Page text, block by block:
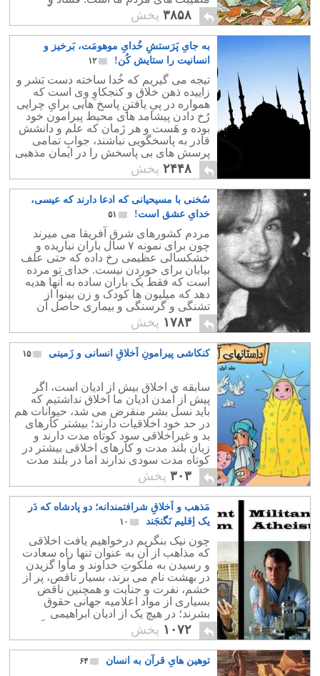
فحشاء، دزدی، رشوه خواری در هرگوشه
بیداد می کند.
۳۸۵۸ پخش
به جایِ پَرَستشِ خُدایِ موهومَت، بَرخیز و
انسانیت را ستایش کُن!
۱۲
تیجه می گیریم که خُدا ساخته دست بَشر و
زاییده ذهن خلاق و کنجکاوِ وی است که
همواره در پیِ یافتنِ پاسخ هایی برایِ چرایی
رُخ دادن پیشامد های محیط پیرامون خود
بوده و هَست و هر زَمان که علم و دانشش
قادر به پاسخگویی نباشند، جوابِ تمامی
پرسش های بی پاسخش را در ایمان مذهبی
اش به خدایی موهوم می یابد.
۲۴۴۸ پخش
سُخنی با مسیحیانی که ادعا دارند که عیسی،
خدایِ عشق است!
۵۱
مردم کشورهای شرق آفریقا می میرند
چون برای نمونه ٧ سال باران نباریده و
خشکسالی عظیمی رخ داده که حتی علف
بیابان برای خوردن نیست. خدای تو مرده
است که فقط یک باران ساده به آنها هدیه
دهد که میلیون ها کودک و زن بینوا از
تشنگی و گرسنگی و بیماری حاصل آن
نمیرند؟
۱۷۸۳ پخش
کنکاشی پیرامونِ اَخلاقِ انسانی و زَمینی ۱۵
سابقه ی اخلاق بیش از ادیان است، اگر
پیش از آمدن ادیان ما اخلاق نداشتیم که
باید نسل بشر منقرض می شد، حیوانات هم
در حد خود اخلاقیات دارند؛ بیشتر کارهای
بد و غیراخلاقی سود کوتاه مدت دارند و
زیان بلند مدت و کارهای اخلاقی بیشتر در
کوتاه مدت سودی ندارند اما در بلند مدت
برای خود فرد و جامعه سودزا است.
۳۰۳ پخش
مَذهب و اَخلاقِ شرافتمندانه؛ دو پادشاه که دَر
یک اِقلیم نَگنجَند
۱۰
چون نیک بنگریم درخواهیم یافت اخلاقی
که مذاهب از آن به عنوان تنها راه سعادت
و رسیدن به ملکوتِ خداوند و مأوا گزیدن
در بهشت نام می برند، بسیار ناقص، پر از
خشم، نفرت و جنایت و همچنین ناقض
بسیاری از مواد اعلامیه جهانی حقوق
بشرند؛ در هیچ یک از ادیان ابراهیمی
حقوقی برای کودکان و زنان در نظر گرفته
نشده است.
۱۰۷۲ پخش
توهین هایِ قرآن به انسان ۶۴